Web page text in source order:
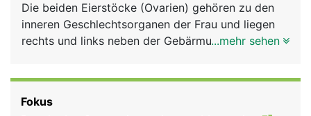
News
Rubriken
Die beiden Eierstöcke (Ovarien) gehören zu den
inneren Geschlechtsorganen der Frau und liegen
rechts und links neben der Gebärmutter. Sie haben
und Gestagen. Eine Frau wird bereits mit dem
...mehr sehen
Fokus